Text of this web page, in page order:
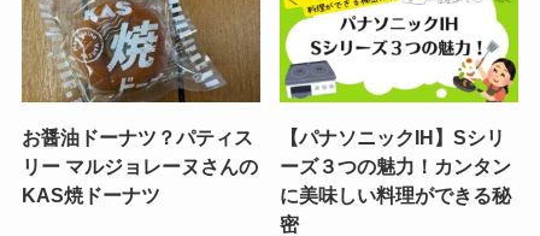
お醤油ドーナツ？パティス
リー マルジョレーヌさんの
KAS焼ドーナツ
【パナソニックIH】Sシリ
ーズ３つの魅力！カンタン
に美味しい料理ができる秘
密